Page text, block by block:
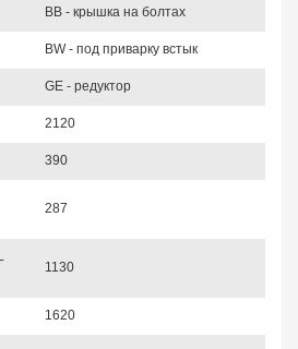
BB - крышка на болтах
BW - под приварку встык
GE - редуктор
2120
390
287
1130
1620